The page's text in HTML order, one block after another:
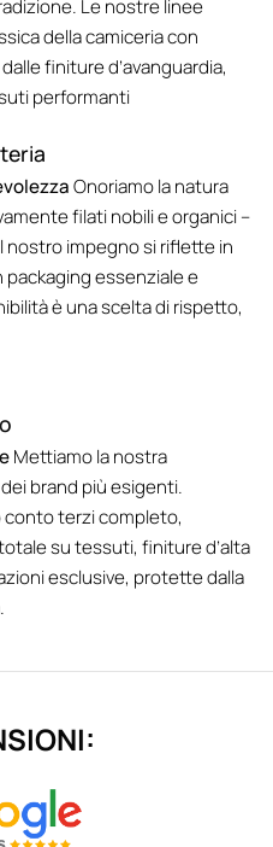
Le nostre linee
della camiceria con
finiture d’avanguardia,
performanti
Onoriamo la natura
filati nobili e organici –
nostro impegno si riflette in
packaging essenziale e
è una scelta di rispetto,
Mettiamo la nostra
brand più esigenti.
conto terzi completo,
su tessuti, finiture d’alta
esclusive, protette dalla